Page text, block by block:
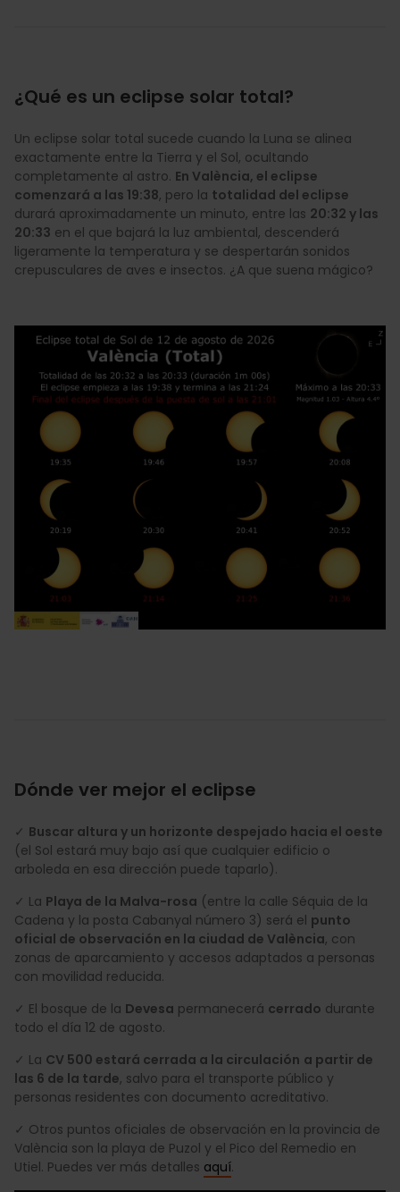
¿Qué es un eclipse solar total?
Un eclipse solar total sucede cuando la Luna se alinea
exactamente entre la Tierra y el Sol, ocultando
completamente al astro. En València, el eclipse
comenzará a las 19:38, pero la totalidad del eclipse
durará aproximadamente un minuto, entre las 20:32 y las
20:33 en el que bajará la luz ambiental, descenderá
ligeramente la temperatura y se despertarán sonidos
crepusculares de aves e insectos. ¿A que suena mágico?
Dónde ver mejor el eclipse
✓ Buscar altura y un horizonte despejado hacia el oeste
(el Sol estará muy bajo así que cualquier edificio o
arboleda en esa dirección puede taparlo).
✓ La Playa de la Malva-rosa (entre la calle Séquia de la
Cadena y la posta Cabanyal número 3) será el punto
oficial de observación en la ciudad de València, con
zonas de aparcamiento y accesos adaptados a personas
con movilidad reducida.
✓ El bosque de la Devesa permanecerá cerrado durante
todo el día 12 de agosto.
✓ La CV 500 estará cerrada a la circulación a partir de
las 6 de la tarde, salvo para el transporte público y
personas residentes con documento acreditativo.
✓ Otros puntos oficiales de observación en la provincia de
València son la playa de Puzol y el Pico del Remedio en
Utiel. Puedes ver más detalles aquí.